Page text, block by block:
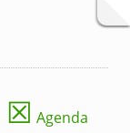
☒ Agenda